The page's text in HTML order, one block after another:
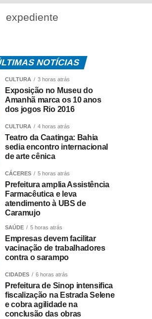
expediente
NOTÍCIAS
CULTURA 3 horas atrás
Exposição no Museu do
Amanhã marca os 10 anos
dos jogos Rio 2016
CULTURA 4 horas atrás
Teatro da Caatinga: Bahia
sedia encontro internacional
de arte cênica
CÁCERES 5 horas atrás
Prefeitura amplia Assistência
Farmacêutica e leva
atendimento à UBS de
Caramujo
SAÚDE 5 horas atrás
Empresas devem facilitar
vacinação de trabalhadores
contra o sarampo
CIDADES 6 horas atrás
Prefeitura de Sinop intensifica
fiscalização na Estrada Selene
e cobra agilidade na
conclusão das obras